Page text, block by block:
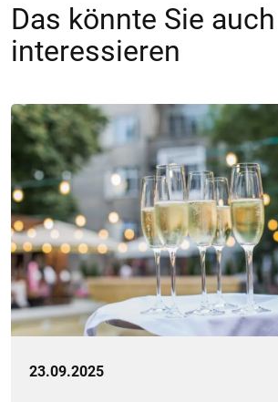
Das könnte Sie auch
interessieren
23.09.2025